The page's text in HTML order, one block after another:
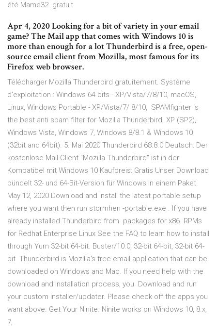
été Mame32. gratuit
Apr 4, 2020 Looking for a bit of variety in your email
game? The Mail app that comes with Windows 10 is
more than enough for a lot Thunderbird is a free, open-
source email client from Mozilla, most famous for its
Firefox web browser.
Télécharger Mozilla Thunderbird gratuitement. Système
d'exploitation : Windows 64 bits - XP/Vista/7/8/10, macOS,
Linux, Windows Portable - XP/Vista/7/ 8/10, SPAMfighter is
the best anti spam filter for Mozilla Thunderbird. XP (SP2),
Windows Vista, Windows 7, Windows 8/8.1 & Windows 10
(32bit and 64bit). 5. Mai 2020 Thunderbird 68.8.0 Deutsch: Der
kostenlose Mail-Client "Mozilla Thunderbird" ist in der
Kompatibel mit Windows 10 Kaufpreis: Gratis Unser Download
bündelt 32- und 64-Bit-Version für Windows in einem Paket.
May 12, 2020 Download and install the latest portable setup
where you want then run stormhen -portable.exe . If you have
already installed Thunderbird from packages for x86. RPMs
for Redhat Enterprise Linux See the FAQ to learn how to install
through Yum 32-bit 64-bit. Buster/10.0, 32-bit 64-bit, 32-bit 64-
bit Thunderbird is Mozilla's free email application that can be
downloaded on Windows and Mac. If you need help with the
download and installation process, you Download and run
your custom installer/updater. Please check off the apps you
want above. Get Your Ninite. Ninite works on Windows 10, 8.x,
7,